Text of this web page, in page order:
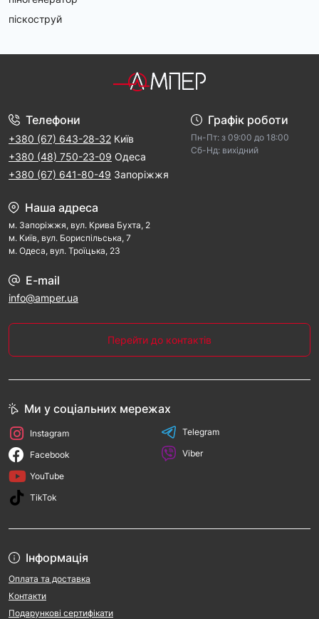
піскоструй
Телефони
+380 (67) 643-28-32 Київ
+380 (48) 750-23-09 Одеса
+380 (67) 641-80-49 Запоріжжя
Графік роботи
Пн-Пт: з 09:00 дo 18:00
Cб-Hд: виxідний
Наша адреса
м. Запорiжжя, вул. Крива Бухта, 2
м. Kиїв, вул. Бориспільська, 7
м. Одеса, вул. Троїцька, 23
E-mail
info@amper.ua
Перейти до контактів
Інформація
Оплата та доставка
Контакти
Подарункові сертифікати
Ми у соціальних мережах
Instagram
Facebook
YouTube
TikTok
Telegram
Viber